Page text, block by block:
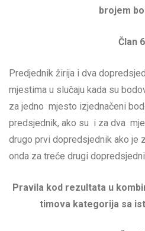
brojem
Član
Predjednik žirija i dva
mjestima u slučaju kada su
za jedno mjesto izjednačeni
predsjednik, ako su i za dva
drugo prvi dopredsjednik ako je
onda za treće drugi
Pravila kod rezultata u
timova kategorija sa